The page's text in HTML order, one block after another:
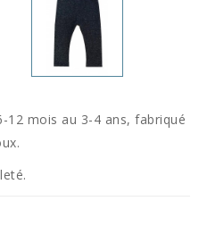
12 mois au 3-4 ans, fabriqué